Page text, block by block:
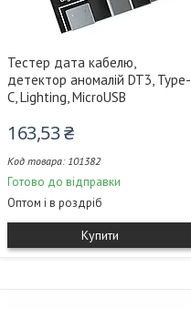
Тестер дата кабелю,
детектор аномалій DT3, Type-
C, Lighting, MicroUSB
163,53 ₴
101382
Готово до відправки
Оптом і в роздріб
Купити